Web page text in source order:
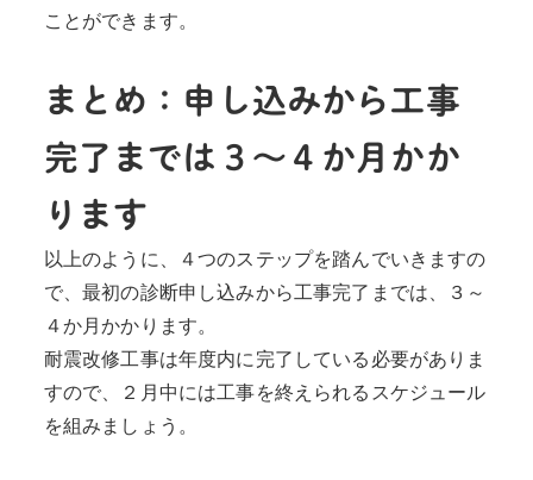
ことができます。
まとめ：申し込みから工事
完了までは３～４か月かか
ります
以上のように、４つのステップを踏んでいきますの
で、最初の診断申し込みから工事完了までは、３～
４か月かかります。
耐震改修工事は年度内に完了している必要がありま
すので、２月中には工事を終えられるスケジュール
を組みましょう。